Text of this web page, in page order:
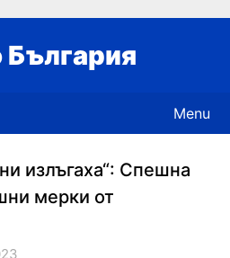
България
Menu
излъгаха“: Спешна
мерки от